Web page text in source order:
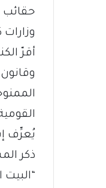
حقائب
أقرّ
يُعرِّف
ذكر